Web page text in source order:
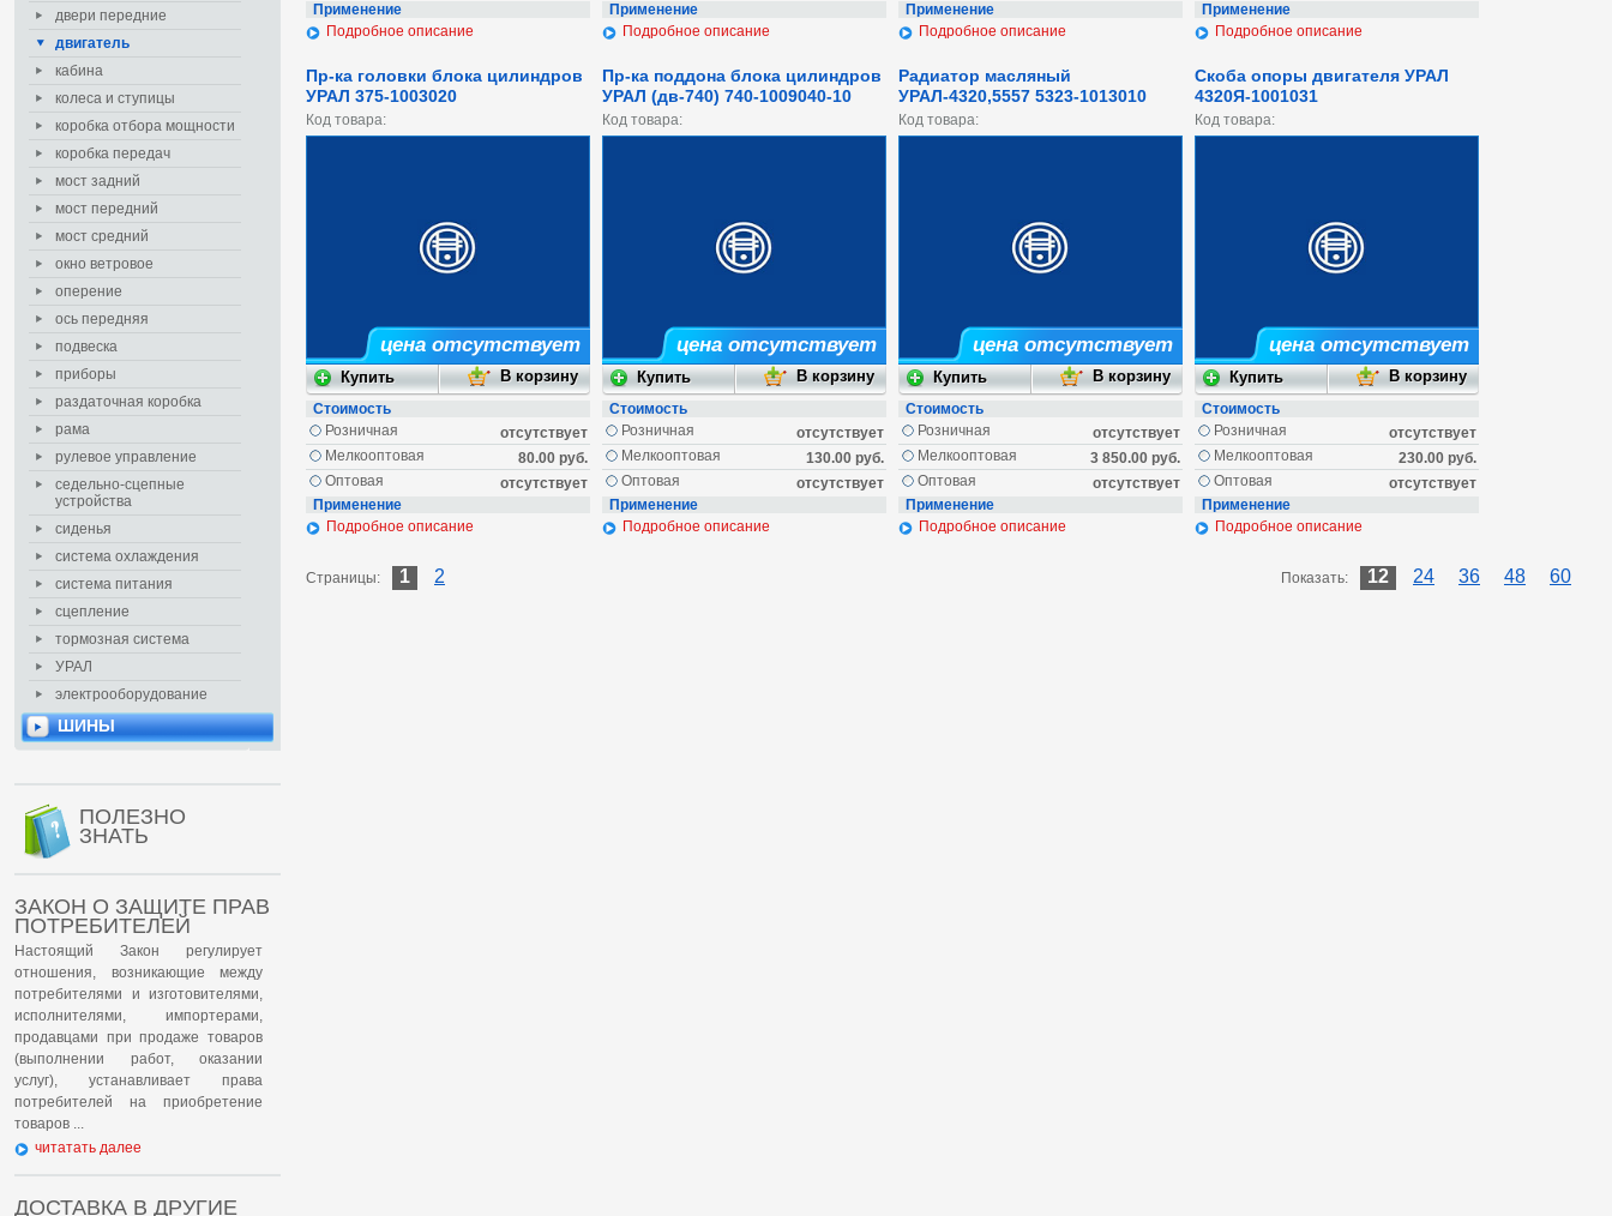
двери передние
двигатель
кабина
колеса и ступицы
коробка отбора мощности
коробка передач
мост задний
мост передний
мост средний
окно ветровое
оперение
ось передняя
подвеска
приборы
раздаточная коробка
рама
рулевое управление
седельно-сцепные
устройства
сиденья
система охлаждения
система питания
сцепление
тормозная система
УРАЛ
электрооборудование
ШИНЫ
ПОЛЕЗНО
ЗНАТЬ
ЗАКОН О ЗАЩИТЕ ПРАВ
ПОТРЕБИТЕЛЕЙ
Настоящий Закон регулирует
отношения, возникающие между
потребителями и изготовителями,
исполнителями, импортерами,
продавцами при продаже товаров
(выполнении работ, оказании
услуг), устанавливает права
потребителей на приобретение
товаров ...
читатать далее
ДОСТАВКА В ДРУГИЕ
Применение
Подробное описание
Применение
Подробное описание
Применение
Подробное описание
Применение
Подробное описание
Пр-ка головки блока цилиндров
УРАЛ 375-1003020
Код товара:
цена отсутствует
Стоимость
отсутствует
Розничная
80.00 руб.
Мелкооптовая
отсутствует
Оптовая
Применение
Подробное описание
Пр-ка поддона блока цилиндров
УРАЛ (дв-740) 740-1009040-10
Код товара:
цена отсутствует
Стоимость
отсутствует
Розничная
130.00 руб.
Мелкооптовая
отсутствует
Оптовая
Применение
Подробное описание
Радиатор масляный
УРАЛ-4320,5557 5323-1013010
Код товара:
цена отсутствует
Стоимость
отсутствует
Розничная
3 850.00 руб.
Мелкооптовая
отсутствует
Оптовая
Применение
Подробное описание
Скоба опоры двигателя УРАЛ
4320Я-1001031
Код товара:
цена отсутствует
Стоимость
отсутствует
Розничная
230.00 руб.
Мелкооптовая
отсутствует
Оптовая
Применение
Подробное описание
Страницы: 1 2 Показать: 12 24 36 48 60